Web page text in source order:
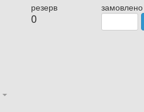
резерв
0
замовлено